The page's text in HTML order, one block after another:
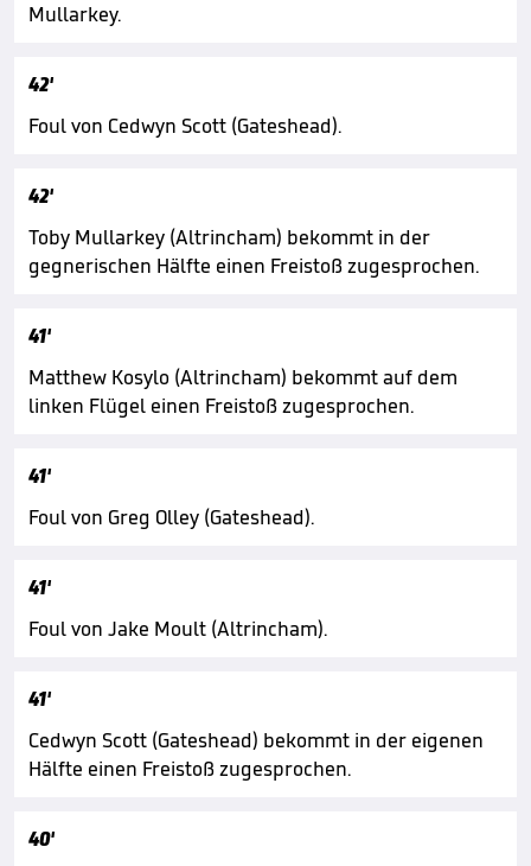
Mullarkey.
42'
Foul von Cedwyn Scott (Gateshead).
42'
Toby Mullarkey (Altrincham) bekommt in der
gegnerischen Hälfte einen Freistoß zugesprochen.
41'
Matthew Kosylo (Altrincham) bekommt auf dem
linken Flügel einen Freistoß zugesprochen.
41'
Foul von Greg Olley (Gateshead).
41'
Foul von Jake Moult (Altrincham).
41'
Cedwyn Scott (Gateshead) bekommt in der eigenen
Hälfte einen Freistoß zugesprochen.
40'